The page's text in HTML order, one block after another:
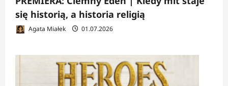
się historią, a historia religią
Agata Miałek 01.07.2026